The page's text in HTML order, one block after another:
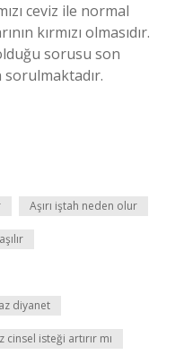
ceviz ile normal
kırmızı olmasıdır.
sorusu son
Aşırı iştah neden olur
diyanet
cinsel isteği artırır mı